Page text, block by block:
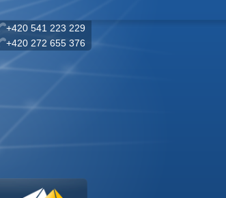
+420 541 223 229
+420 272 655 376